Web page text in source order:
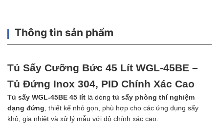
Thông tin sản phẩm
Tủ Sấy Cưỡng Bức 45 Lít WGL-45BE –
Tủ Đứng Inox 304, PID Chính Xác Cao
Tủ sấy WGL-45BE 45 lít là dòng tủ sấy phòng thí nghiệm
dạng đứng , thiết kế nhỏ gọn, phù hợp cho các ứng dụng sấy
khô, gia nhiệt và xử lý mẫu với độ chính xác cao.